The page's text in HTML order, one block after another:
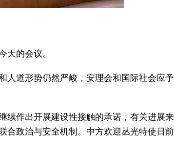
天的会议。
道形势仍然严峻，安理会和国际社会应
作出开展建设性接触的承诺，有关进展
政治与安全机制。中方欢迎丛光特使日